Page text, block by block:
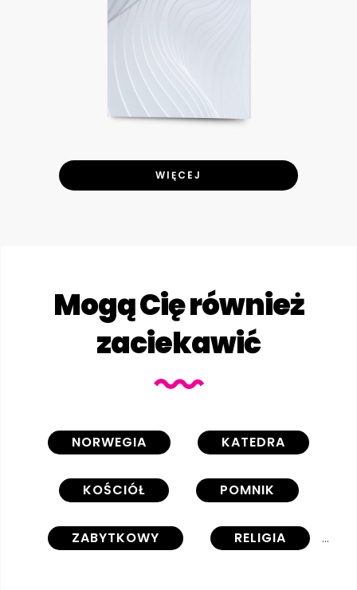
WIĘCEJ
Mogą Cię również
zaciekawić
NORWEGIA KATEDRA
KOŚCIÓŁ POMNIK
ZABYTKOWY RELIGIA